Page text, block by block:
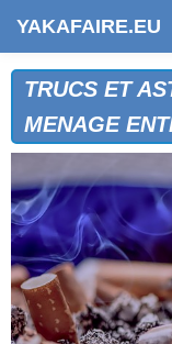
YAKAFAIRE.EU
TRUCS ET
MENAGE